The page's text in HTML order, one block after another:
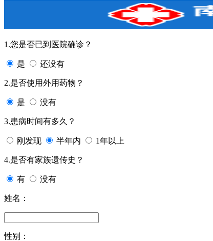
1.您是否已到医院确诊？
是 还没有
2.是否使用外用药物？
是 没有
3.患病时间有多久？
刚发现 半年内 1年以上
4.是否有家族遗传史？
有 没有
姓名：
性别：